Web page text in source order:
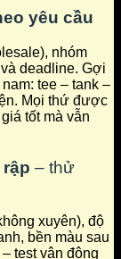
yêu cầu
nhóm
deadline. Gợi
tee – tank –
Mọi thứ được
tốt mà vẫn
rập – thử
xuyên), độ
bền màu sau
test vận động